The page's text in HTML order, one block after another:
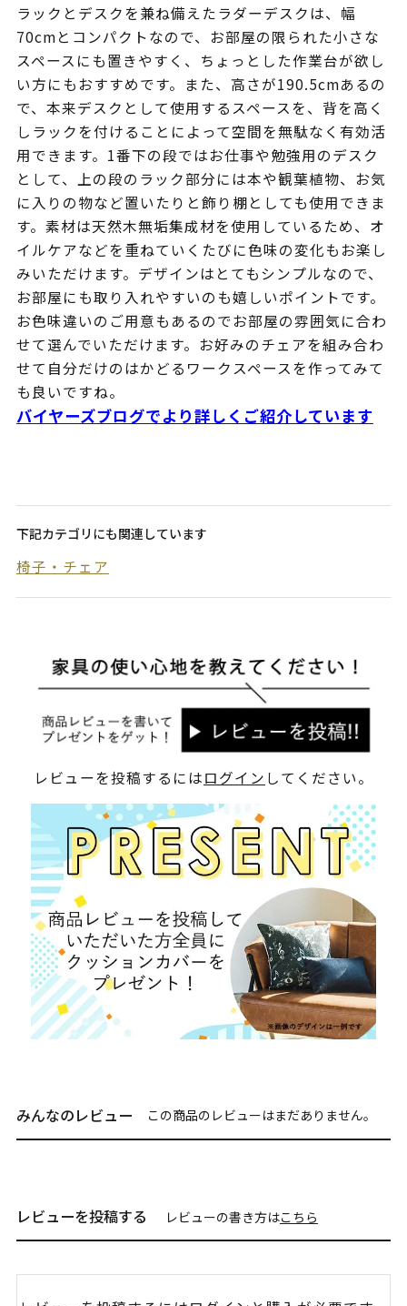
ラックとデスクを兼ね備えたラダーデスクは、幅
70cmとコンパクトなので、お部屋の限られた小さな
スペースにも置きやすく、ちょっとした作業台が欲し
い方にもおすすめです。また、高さが190.5cmあるの
で、本来デスクとして使用するスペースを、背を高く
しラックを付けることによって空間を無駄なく有効活
用できます。1番下の段ではお仕事や勉強用のデスク
として、上の段のラック部分には本や観葉植物、お気
に入りの物など置いたりと飾り棚としても使用できま
す。素材は天然木無垢集成材を使用しているため、オ
イルケアなどを重ねていくたびに色味の変化もお楽し
みいただけます。デザインはとてもシンプルなので、
お部屋にも取り入れやすいのも嬉しいポイントです。
お色味違いのご用意もあるのでお部屋の雰囲気に合わ
せて選んでいただけます。お好みのチェアを組み合わ
せて自分だけのはかどるワークスペースを作ってみて
も良いですね。
バイヤーズブログでより詳しくご紹介しています
下記カテゴリにも関連しています
椅子・チェア
レビューを投稿するにはログイン してください。
みんなのレビュー この商品のレビューはまだありません。
レビューを投稿する レビューの書き方はこちら